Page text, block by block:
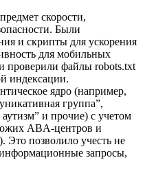
скорости,
Были
и скрипты для ускорения
для мобильных
проверили файлы robots.txt
индексации.
ядро (например,
группа”,
и прочие) с учетом
ABA‑центров и
Это позволило учесть не
запросы,